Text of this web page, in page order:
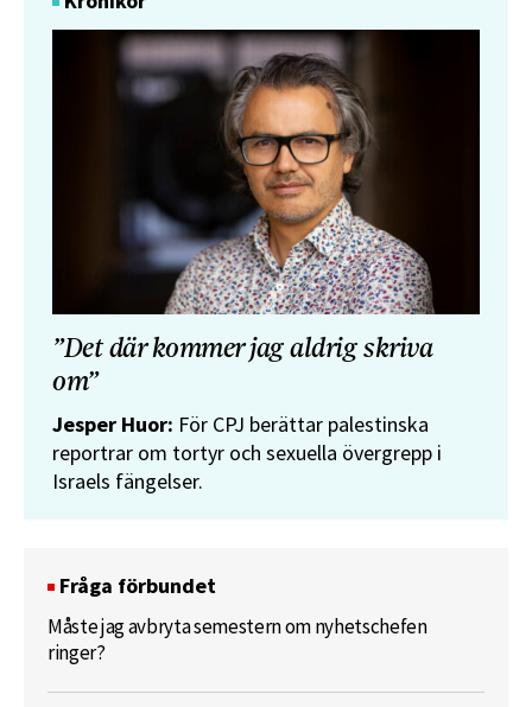
”Det där kommer jag aldrig skriva
om”
Jesper Huor: För CPJ berättar palestinska
reportrar om tortyr och sexuella övergrepp i
Israels fängelser.
Fråga förbundet
Måste jag avbryta semestern om nyhetschefen
ringer?